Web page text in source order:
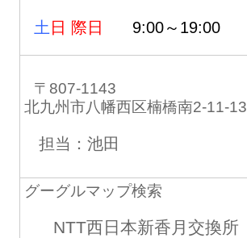
土 日 際日 9:00～19:00
〒807-1143
北九州市八幡西区楠橋南2-11-13
担当：池田
グーグルマップ検索
NTT西日本新香月交換所